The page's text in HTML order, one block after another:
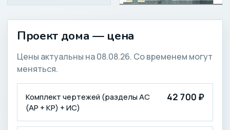
Проект дома — цена
Цены актуальны на 08.08.26. Со временем могут
меняться.
КОМПЛЕКТАЦИЯ
ЦЕНА (₽)
Комплект чертежей (разделы АС
(АР + КР) + ИС)
42 700 ₽